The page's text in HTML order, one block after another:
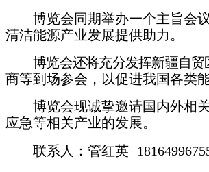
博览会同期举办一个主旨会
清洁能源产业发展提供助力。
博览会还将充分发挥新疆自
商等到场参会，以促进我国各类
博览会现诚挚邀请国内外相
应急等相关产业的发展。
联系人：管红英